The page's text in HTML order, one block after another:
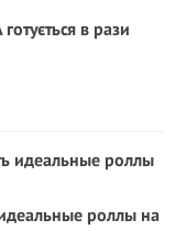
в рази
роллы на